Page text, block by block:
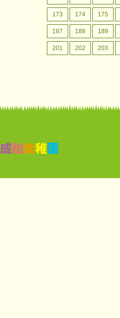
173 174 175
187 188 189
201 202 203